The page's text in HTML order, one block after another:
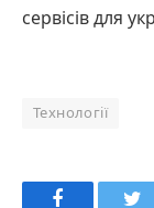
сервісів для
Технології
Facebook